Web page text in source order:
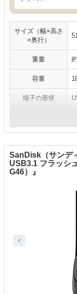
サイズ（幅×高さ
×奥行）
重量
容量
端子の形状
SanDisk（サンデ
USB3.1 フラッシ
G46）』